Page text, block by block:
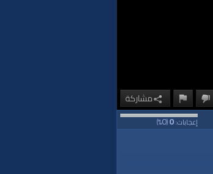
مشاركة
إعجابات:0
(
0
%)